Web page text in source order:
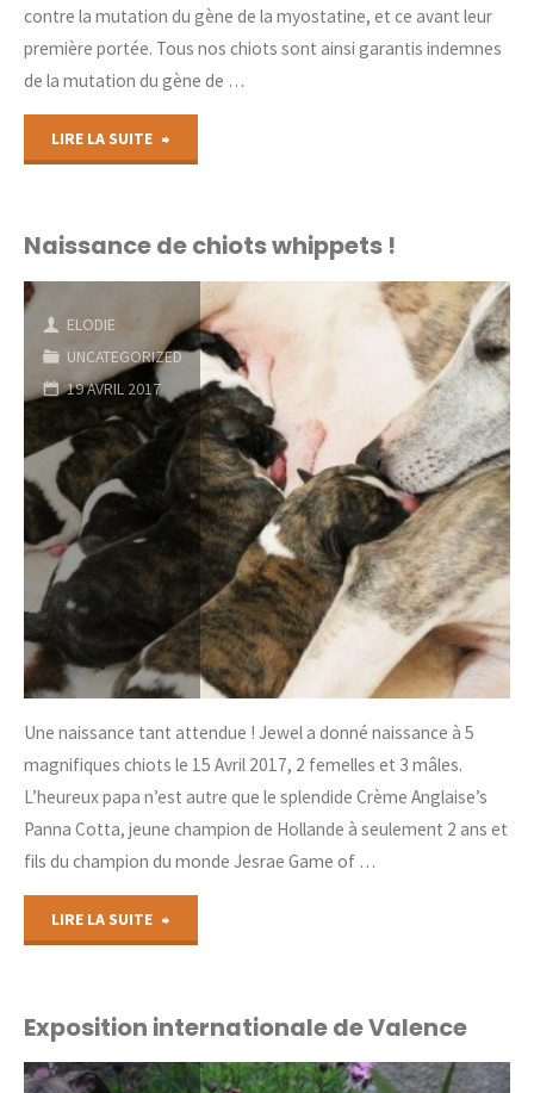
contre la mutation du gène de la myostatine, et ce avant leur
première portée. Tous nos chiots sont ainsi garantis indemnes
de la mutation du gène de …
LIRE LA SUITE
et
tests
myostatine"
Naissance de chiots whippets !
ELODIE
UNCATEGORIZED
19 AVRIL 2017
Une naissance tant attendue ! Jewel a donné naissance à 5
magnifiques chiots le 15 Avril 2017, 2 femelles et 3 mâles.
L’heureux papa n’est autre que le splendide Crème Anglaise’s
Panna Cotta, jeune champion de Hollande à seulement 2 ans et
fils du champion du monde Jesrae Game of …
LIRE LA SUITE
chiots
whippets
Exposition internationale de Valence